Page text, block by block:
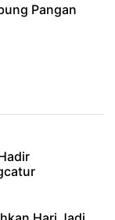
Pangan